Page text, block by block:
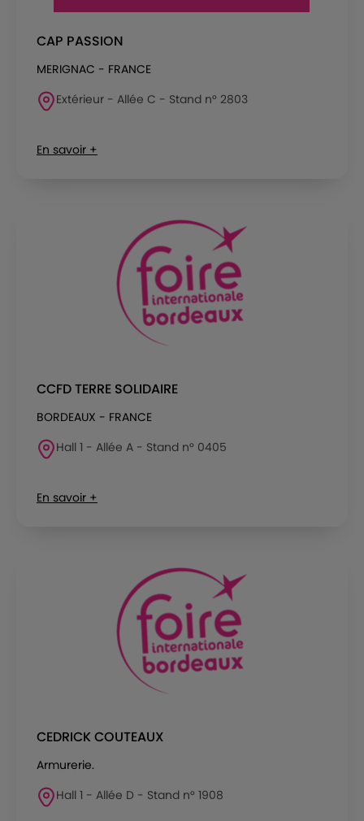
CAP PASSION
MERIGNAC - FRANCE
Extérieur - Allée C - Stand n° 2803
En savoir +
CCFD TERRE SOLIDAIRE
BORDEAUX - FRANCE
Hall 1 - Allée A - Stand n° 0405
En savoir +
CEDRICK COUTEAUX
Armurerie.
Hall 1 - Allée D - Stand n° 1908